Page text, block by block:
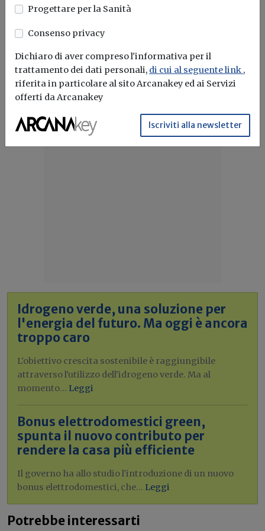
L'intera gamma di allestimenti
professionali Ford Pro è consultabile e
approfondibile sul
portale dedicato
Idrogeno verde, una soluzione per
l'energia del futuro. Ma oggi è ancora
troppo caro
L'obiettivo crescita sostenibile è raggiungibile
attraverso l'utilizzo dell'idrogeno verde. Ma al
momento... Leggi
Bonus elettrodomestici green,
spunta il nuovo contributo per
rendere la casa più efficiente
Il governo ha allo studio l'introduzione di un nuovo
bonus elettrodomestici, che... Leggi
Potrebbe interessarti
Progettare per la Sanità
Consenso privacy
Dichiaro di aver compreso l'informativa per il
trattamento dei dati personali, di cui al seguente link ,
riferita in particolare al sito Arcanakey ed ai Servizi
offerti da Arcanakey
Iscriviti alla newsletter